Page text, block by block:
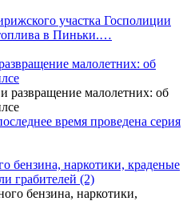
участка Госполиции
в Пиньки.…
малолетних: об
время проведена серия
бензина, наркотики, краденые
грабителей (2)